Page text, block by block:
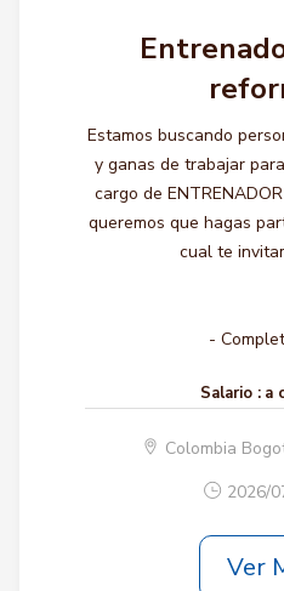
Estamos buscando
y ganas de trabajar
cargo de ENTRENADOR
queremos que hagas
cual te
-
Salario : a
Colombia
2026/
Ver